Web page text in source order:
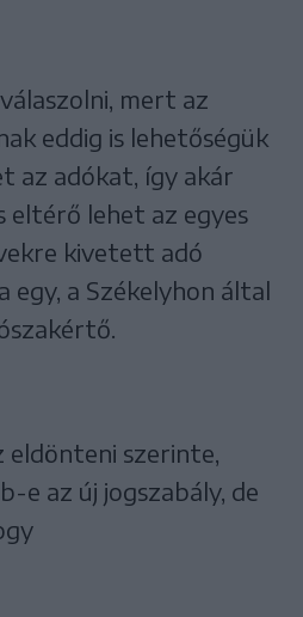
mert az
eddig is lehetőségük
az adókat, így akár
eltérő lehet az egyes
kivetett adó
egy, a Székelyhon által
szerinte,
e az új jogszabály, de